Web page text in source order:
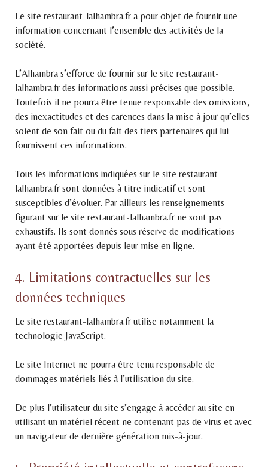
Le site restaurant-lalhambra.fr a pour objet de fournir une
information concernant l’ensemble des activités de la
société.
L’Alhambra s’efforce de fournir sur le site restaurant-
lalhambra.fr des informations aussi précises que possible.
Toutefois il ne pourra être tenue responsable des omissions,
des inexactitudes et des carences dans la mise à jour qu’elles
soient de son fait ou du fait des tiers partenaires qui lui
fournissent ces informations.
Tous les informations indiquées sur le site restaurant-
lalhambra.fr sont données à titre indicatif et sont
susceptibles d’évoluer. Par ailleurs les renseignements
figurant sur le site restaurant-lalhambra.fr ne sont pas
exhaustifs. Ils sont donnés sous réserve de modifications
ayant été apportées depuis leur mise en ligne.
4. Limitations contractuelles sur les
données techniques
Le site restaurant-lalhambra.fr utilise notamment la
technologie JavaScript.
Le site Internet ne pourra être tenu responsable de
dommages matériels liés à l’utilisation du site.
De plus l’utilisateur du site s’engage à accéder au site en
utilisant un matériel récent ne contenant pas de virus et avec
un navigateur de dernière génération mis-à-jour.